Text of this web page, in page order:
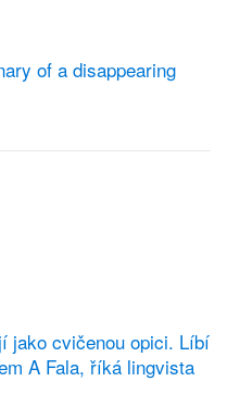
of a disappearing
jako cvičenou opici. Líbí
A Fala, říká lingvista